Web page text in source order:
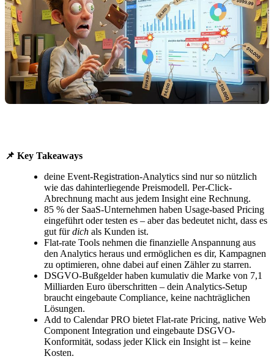
📌 Key Takeaways
deine Event-Registration-Analytics sind nur so nützlich
wie das dahinterliegende Preismodell. Per-Click-
Abrechnung macht aus jedem Insight eine Rechnung.
85 % der SaaS-Unternehmen haben Usage-based Pricing
eingeführt oder testen es – aber das bedeutet nicht, dass es
gut fürdich als Kunden ist.
Flat-rate Tools nehmen die finanzielle Anspannung aus
den Analytics heraus und ermöglichen es dir, Kampagnen
zu optimieren, ohne dabei auf einen Zähler zu starren.
DSGVO-Bußgelder haben kumulativ die Marke von 7,1
Milliarden Euro überschritten – dein Analytics-Setup
braucht eingebaute Compliance, keine nachträglichen
Lösungen.
Add to Calendar PRO bietet Flat-rate Pricing, native Web
Component Integration und eingebaute DSGVO-
Konformität, sodass jeder Klick ein Insight ist – keine
Kosten.